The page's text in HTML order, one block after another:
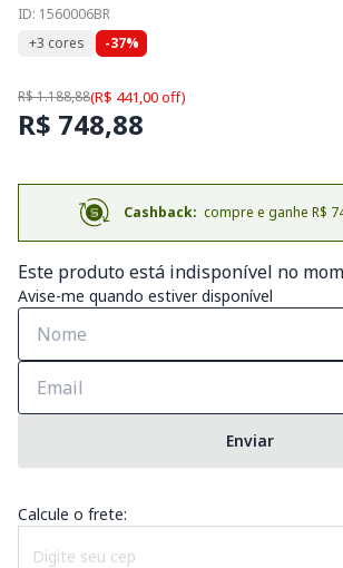
ID: 1560006BR
+3 cores
-37%
R$ 1.188,88(R$ 441,00 off)
R$ 748,88
Cashback: compre e ganhe R$
Este produto está indisponível no
Avise-me quando estiver disponível
Enviar
Calcule o frete: